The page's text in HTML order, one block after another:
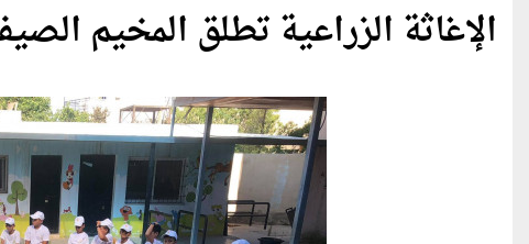
الإغاثة الزراعية تطلق المخيم